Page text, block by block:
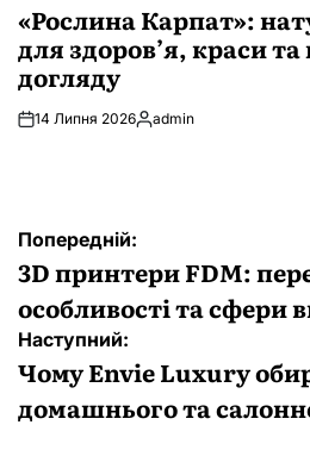
«Рослина Карпат»:
для здоров’я, краси
догляду
14 Липня 2026Опубліковано
admin
Навігація
записів
Попередній:
3D принтери FDM:
особливості та сфери
Наступний:
Чому Envie Luxury
домашнього та